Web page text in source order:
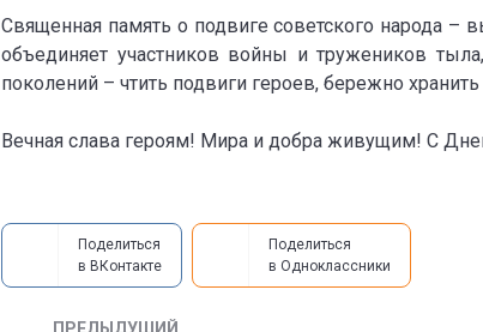
Священная память о подвиге советского народа
объединяет участников войны и тружеников
поколений – чтить подвиги героев, бережно
Вечная слава героям! Мира и добра живущим! С
Поделиться
в ВКонтакте
Поделиться
в Одноклассники